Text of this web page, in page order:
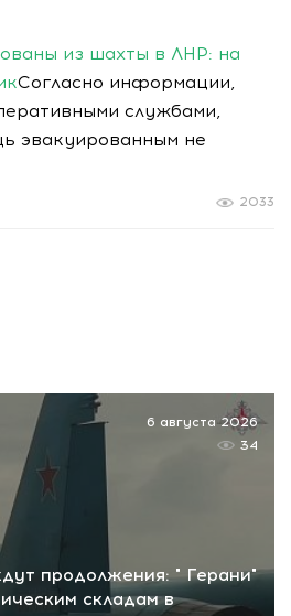
из шахты в ЛНР: на
Согласно информации,
службами,
эвакуированным не
2033
продолжения: " Герани"
складам в
6 августа 2026
34